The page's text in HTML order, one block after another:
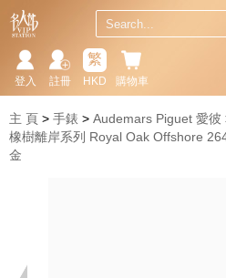
購物車
繁
HKD
註冊
登入
主 頁 手錶 Audemars Piguet 愛彼
橡樹離岸系列 Royal Oak Offshore
金